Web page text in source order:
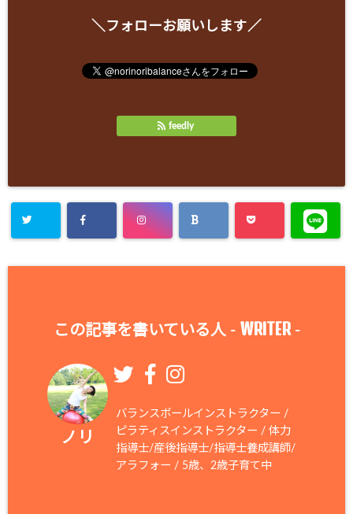
＼フォローお願いします／
feedly
この記事を書いている人 - WRITER-
ノリ
バランスボールインストラクター /
ピラティスインストラクター / 体力
指導士/産後指導士/指導士養成講師/
アラフォー / 5歳、2歳子育て中